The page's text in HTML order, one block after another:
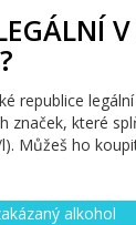
V
republice
značek, které
Můžeš ho
alkohol